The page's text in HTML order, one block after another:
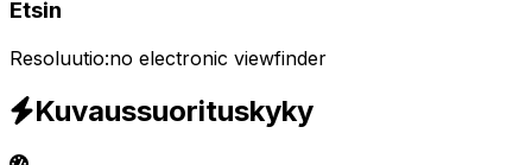
Etsin
Resoluutio:no electronic viewfinder
Kuvaussuorituskyky